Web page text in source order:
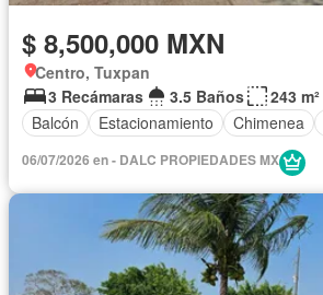
$ 8,500,000 MXN
Centro, Tuxpan
3 Recámaras
3.5 Baños
243 m²
Balcón
Estacionamiento Chimenea
06/07/2026 en - DALC PROPIEDADES MX